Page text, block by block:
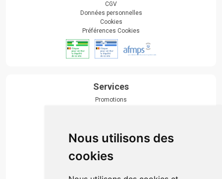
Nous utilisons des
cookies
CGV
Données personnelles
Cookies
Préférences Cookies
Services
Promotions
Actualités & conseils
Événements
Marques
Suivez-nous